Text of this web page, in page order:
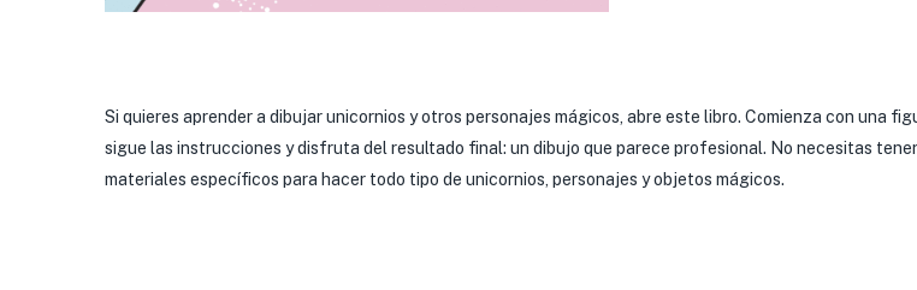
Si quieres aprender a dibujar unicornios y otros personajes mágicos, abre este libro. Comienza con una
sigue las instrucciones y disfruta del resultado final: un dibujo que parece profesional. No necesitas
materiales específicos para hacer todo tipo de unicornios, personajes y objetos mágicos.